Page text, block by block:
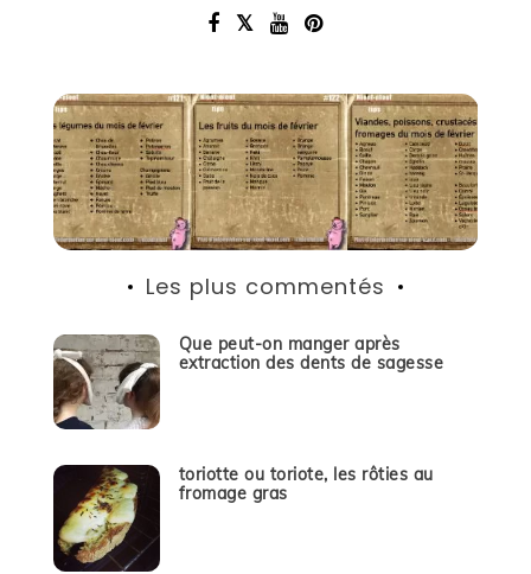
Les plus commentés
Que peut-on manger après
extraction des dents de sagesse
toriotte ou toriote, les rôties au
fromage gras